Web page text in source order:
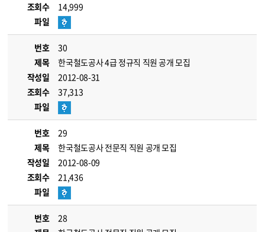
조회수
14,999
파일
번호
30
제목
한국철도공사 4급 정규직 직원 공개 모집
작성일
2012-08-31
조회수
37,313
파일
번호
29
제목
한국철도공사 전문직 직원 공개 모집
작성일
2012-08-09
조회수
21,436
파일
번호
28